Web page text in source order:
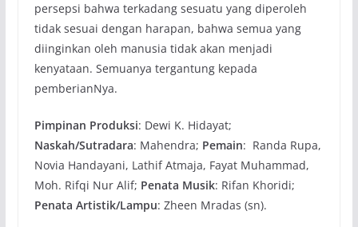
persepsi bahwa terkadang sesuatu yang diperoleh
tidak sesuai dengan harapan, bahwa semua yang
diinginkan oleh manusia tidak akan menjadi
kenyataan. Semuanya tergantung kepada
pemberianNya.
Pimpinan Produksi: Dewi K. Hidayat;
Naskah/Sutradara: Mahendra; Pemain: Randa Rupa,
Novia Handayani, Lathif Atmaja, Fayat Muhammad,
Moh. Rifqi Nur Alif; Penata Musik: Rifan Khoridi;
Penata Artistik/Lampu: Zheen Mradas (sn).